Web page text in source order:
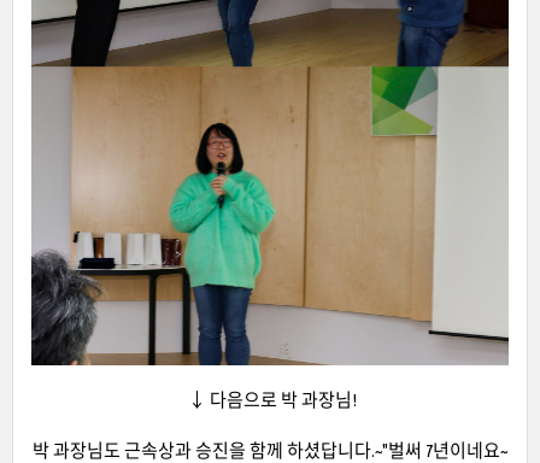
↓ 다음으로 박 과장님!
박 과장님도 근속상과 승진을 함께 하셨답니다.~"벌써 7년이네요~